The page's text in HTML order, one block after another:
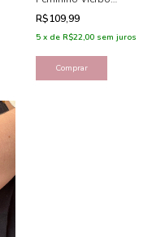
Gatinho - Katy
R$109,99
5 x de R$22,00 sem juros
Comprar